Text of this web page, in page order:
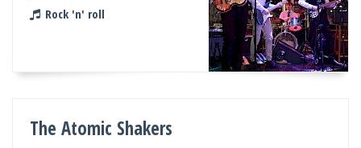
Rock 'n' roll
The Atomic Shakers